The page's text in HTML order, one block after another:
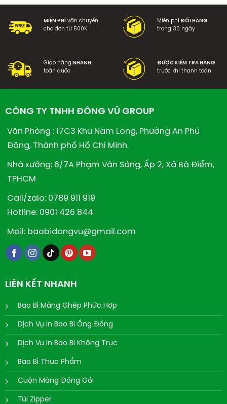
MIỄN PHÍ
vận chuyển
cho đơn từ 500K
Miễn phí ĐỔI HÀNG
trong 30 ngày
Giao hàng NHANH
toàn quốc
ĐƯỢC KIỂM TRA HÀNG
trước khi thanh toán
CÔNG TY TNHH ĐÔNG VŨ GROUP
Văn Phòng : 17C3 Khu Nam Long, Phường An Phú
Đông, Thành phố Hồ Chí Minh.
Nhà xưởng: 6/7A Phạm Văn Sáng, Ấp 2, Xã Bà Điểm,
TPHCM
Call/zalo: 0789 911 919
Hotline: 0901 426 844
Mail: baobidongvu@gmail.com
LIÊN KẾT NHANH
Bao Bì Màng Ghép Phức Hợp
Dịch Vụ In Bao Bì Ống Đồng
Dịch Vụ In Bao Bì Không Trục
Bao Bì Thực Phẩm
Cuộn Màng Đóng Gói
Túi Zipper